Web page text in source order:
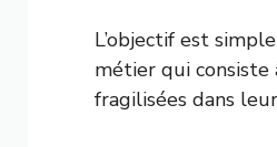
L’objectif est
métier qui consiste
fragilisées dans